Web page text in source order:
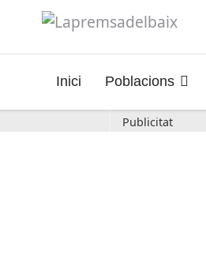
Inici Poblacions
Publicitat